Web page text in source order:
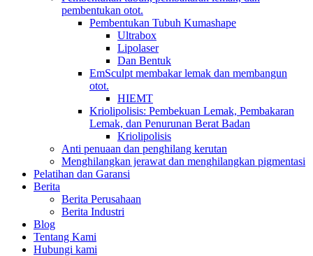
pembentukan otot.
Pembentukan Tubuh Kumashape
Ultrabox
Lipolaser
Dan Bentuk
EmSculpt membakar lemak dan membangun
otot.
HIEMT
Kriolipolisis: Pembekuan Lemak, Pembakaran
Lemak, dan Penurunan Berat Badan
Kriolipolisis
Anti penuaan dan penghilang kerutan
Menghilangkan jerawat dan menghilangkan pigmentasi
Pelatihan dan Garansi
Berita
Berita Perusahaan
Berita Industri
Blog
Tentang Kami
Hubungi kami